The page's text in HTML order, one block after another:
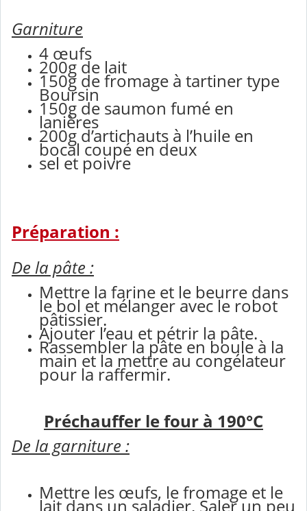
Garniture
4 œufs
200g de lait
150g de fromage à tartiner type
Boursin
150g de saumon fumé en
lanières
200g d’artichauts à l’huile en
bocal coupé en deux
sel et poivre
Préparation :
De la pâte :
Mettre la farine et le beurre dans
le bol et mélanger avec le robot
pâtissier.
Ajouter l’eau et pétrir la pâte.
Rassembler la pâte en boule à la
main et la mettre au congélateur
pour la raffermir.
Préchauffer le four à 190°C
De la garniture :
Mettre les œufs, le fromage et le
lait dans un saladier. Saler un peu